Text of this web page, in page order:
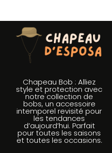
Chapeau Bob : Alliez
style et protection avec
notre collection de
bobs, un accessoire
intemporel revisité pour
les tendances
d’aujourd’hui. Parfait
pour toutes les saisons
et toutes les occasions.